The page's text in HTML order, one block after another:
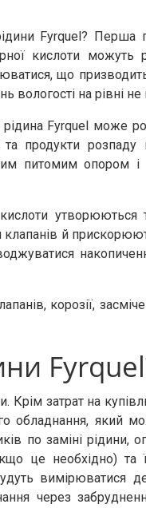
Fyrquel?
кислоти можуть
що
вологості на рівні
Fyrquel може
продукти розпаду
питомим опором
утворюються
й
корозії,
Крім затрат на
обладнання, який
по заміні рідини,
це необхідно) та
вимірюватися
через